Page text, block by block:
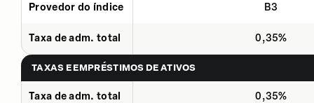
Provedor do índice B3
Taxa de adm. total 0,35%
TAXAS E EMPRÉSTIMOS DE ATIVOS
Taxa de adm. total 0,35%